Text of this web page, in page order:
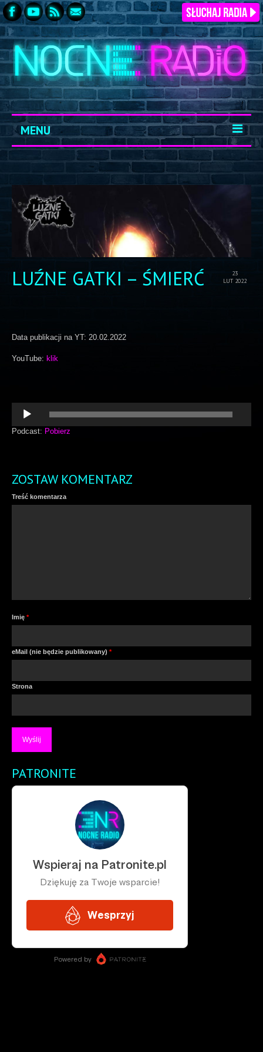
MENU
START
ARCHIWUM
KONTAKT
LOGOWANIE
23
LUT 2022
LUŹNE GATKI – ŚMIERĆ
Data publikacji na YT: 20.02.2022
YouTube: klik
Odtwarzacz
plików
dźwiękowych
Podcast: Pobierz
ZOSTAW KOMENTARZ
Treść komentarza
Imię *
eMail (nie będzie publikowany) *
Strona
PATRONITE